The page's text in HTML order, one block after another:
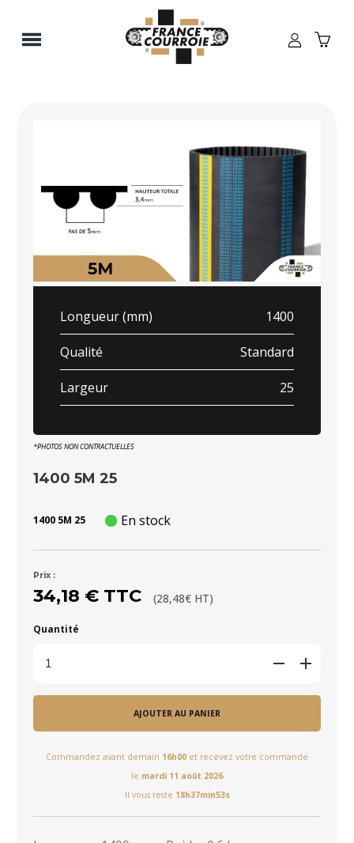
Longueur (mm) 1400
Qualité Standard
Largeur 25
*PHOTOS NON CONTRACTUELLES
1400 5M 25
1400 5M 25 En stock
Prix :
34,18 € TTC (28,48€ HT)
Quantité
AJOUTER AU PANIER
Commandez avant demain 16h00 et recevez votre commande
le mardi 11 août 2026
Il vous reste 18h37min53s
Panneau de gestion des cookies